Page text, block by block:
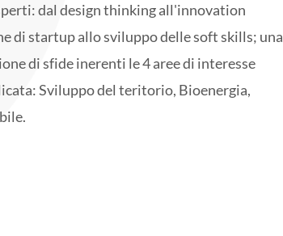
dal design thinking all'innovation
di startup allo sviluppo delle soft skills; una
di sfide inerenti le 4 aree di interesse
Sviluppo del teritorio, Bioenergia,